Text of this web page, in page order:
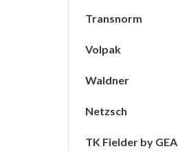
Transnorm
Volpak
Waldner
Netzsch
TK Fielder by GEA